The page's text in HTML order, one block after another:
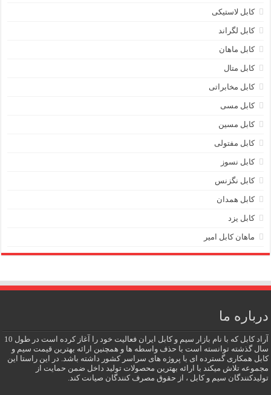
کابل لاستیکی
کابل لگراند
کابل ماهان
کابل متال
کابل مخابراتی
کابل مسی
کابل مسین
کابل مفتولی
کابل نسوز
کابل نگزنس
کابل همدان
کابل یزد
ماهان کابل امیر
درباره ما
آراد کابل که با نام بازار سیم و کابل ایران فعالیت خود را آغاز کرده است در طول 10
سال گذشته توانسته است با حذف واسطه ها و همچنین ارائه بهترین قیمت سیم و
کابل همکاری گسترده ای با پروژه های سراسر کشور داشته باشد. در این راستا این
مجموعه تلاش میکند با ارائه بهترین محصولات تولید داخل ضمن حمایت از
تولیدکنندگان سیم و کابل ، از حقوق مصرف کنندگان صیانت کند.